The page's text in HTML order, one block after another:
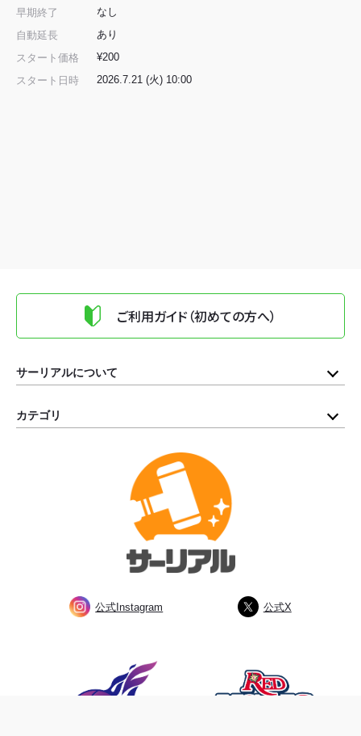
早期終了
なし
自動延長
あり
スタート価格
¥200
スタート日時
2026.7.21 (火) 10:00
公式Instagram 公式X
ご利用ガイド（初めての方へ）
サーリアルについて
カテゴリ